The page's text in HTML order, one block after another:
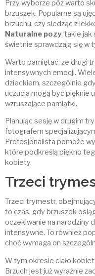
Przy wyborze póz warto
brzuszek. Popularne są
brzuchu, czy siedząc z
Naturalne pozy, takie jak
świetnie sprawdzają się w
Warto pamiętać, że drugi
intensywnych emocji.
dzieckiem, szczególnie
uczucia mogą być pięknie
wzruszające pamiątki.
Planując sesję w drugim
fotografem
Profesjonalista pomoże
które podkreślą piękno
kobiety.
Trzeci
Trzeci trymestr,
to czas, gdy brzuszek
oczekiwanie na narodziny
intensywne. To również
choć wymaga on
W tym okresie ciało
Brzuch jest już wyraźnie